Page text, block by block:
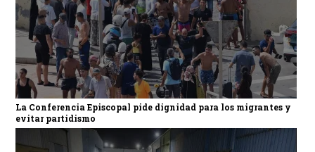
La Conferencia Episcopal pide dignidad para los migrantes y
evitar partidismo